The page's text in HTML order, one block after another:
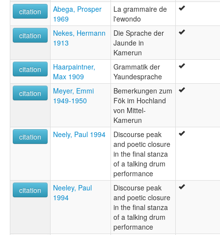
citation
Abega, Prosper
1969
La grammaire de
l'ewondo
citation
Nekes, Hermann
1913
Die Sprache der
Jaunde in
Kamerun
citation
Haarpaintner,
Max 1909
Grammatik der
Yaundesprache
citation
Meyer, Emmi
1949-1950
Bemerkungen zum
Fök im Hochland
von Mittel-
Kamerun
citation
Neely, Paul 1994
Discourse peak
and poetic closure
in the final stanza
of a talking drum
performance
citation
Neeley, Paul
1994
Discourse peak
and poetic closure
in the final stanza
of a talking drum
performance